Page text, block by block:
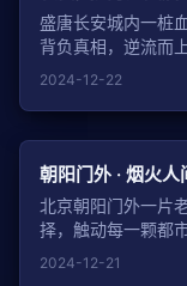
盛唐长安城内一桩
背负真相，逆流而上
2024-12-22
朝阳门外 · 烟火人
北京朝阳门外一片
择，触动每一颗都市
2024-12-21